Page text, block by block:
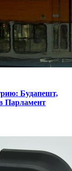
Будапешт,
Парламент